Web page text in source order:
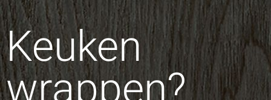
Keuken
wrappen?